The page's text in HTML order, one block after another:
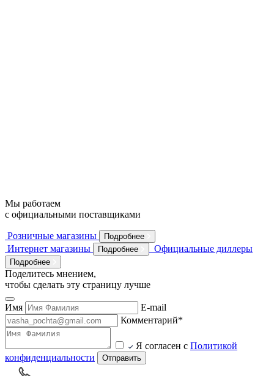
Мы работаем
с официальными поставщиками
Розничные магазины Подробнее
Интернет магазины Подробнее Официальные диллеры
Подробнее
Поделитесь мнением,
чтобы сделать эту страницу лучше
Имя
E-mail
Комментарий*
Я согласен с Политикой
конфиденциальности
Отправить